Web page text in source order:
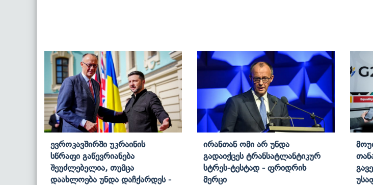
Ევროკავშირში Უკრაინის
Სწრაფი Გაწევრიანება
Შეუძლებელია, Თუმცა
Დაახლოება Უნდა Დაჩქარდეს -
Ირანთან Ომი Არ Უნდა
Გადაიქცეს Ტრანსატლანტიკურ
Სტრეს-Ტესტად - Ფრიდრიხ
Მერცი